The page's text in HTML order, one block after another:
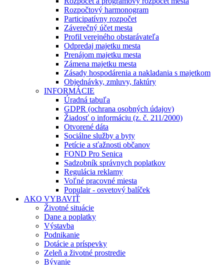
Rozpočtový harmonogram
Participatívny rozpočet
Záverečný účet mesta
Profil verejného obstarávateľa
Odpredaj majetku mesta
Prenájom majetku mesta
Zámena majetku mesta
Zásady hospodárenia a nakladania s majetkom
Objednávky, zmluvy, faktúry
INFORMÁCIE
Úradná tabuľa
GDPR (ochrana osobných údajov)
Žiadosť o informáciu (z. č. 211/2000)
Otvorené dáta
Sociálne služby a byty
Petície a sťažnosti občanov
FOND Pro Senica
Sadzobník správnych poplatkov
Regulácia reklamy
Voľné pracovné miesta
Populair - osvetový balíček
AKO VYBAVIŤ
Životné situácie
Dane a poplatky
Výstavba
Podnikanie
Dotácie a príspevky
Zeleň a životné prostredie
Bývanie